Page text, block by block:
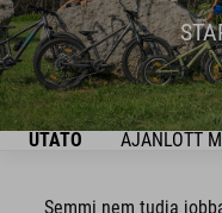
AJÁNLOTT
Semmi nem tudja